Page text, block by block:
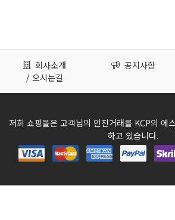
회사소개
/ 오시는길
공지사항
저희 쇼핑몰은 고객님의 안전거래를 KCP의 에
하고 있습니다.